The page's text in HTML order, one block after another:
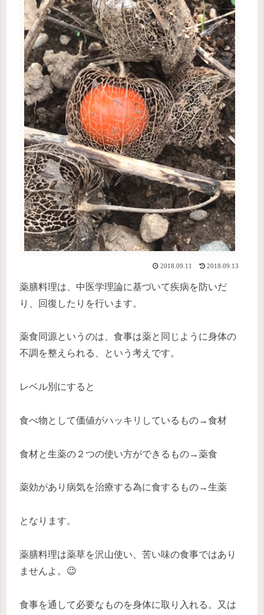
2018.09.11 2018.09.13
薬膳料理は、中医学理論に基づいて疾病を防いだ
り、回復したりを行います。
薬食同源というのは、食事は薬と同じように身体の
不調を整えられる、という考えです。
レベル別にすると
食べ物として価値がハッキリしているもの→食材
食材と生薬の２つの使い方ができるもの→薬食
薬効があり病気を治療する為に食するもの→生薬
となります。
薬膳料理は薬草を沢山使い、苦い味の食事ではあり
ませんよ。😉
食事を通して必要なものを身体に取り入れる。又は